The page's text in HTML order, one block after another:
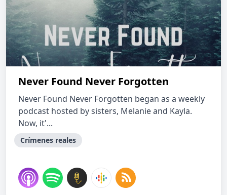
Never Found Never Forgotten
Never Found Never Forgotten began as a weekly
podcast hosted by sisters, Melanie and Kayla.
Now, it'...
Crímenes reales